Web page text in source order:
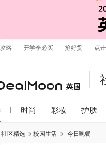
略 开学季必买 抢好货 点
时尚 彩妆 护肤
社区精选 校园生活 今日晚餐